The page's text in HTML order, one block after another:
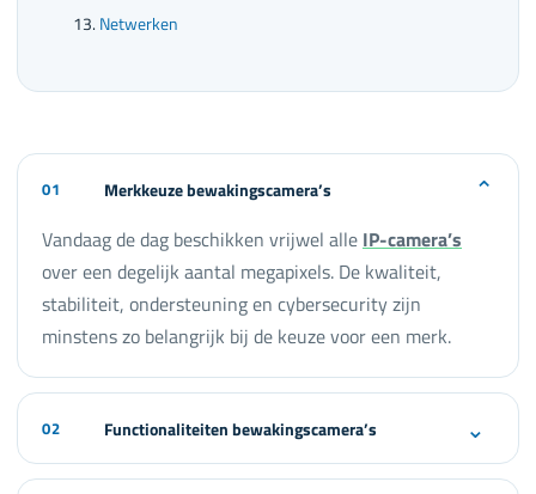
Netwerken
01 Merkkeuze bewakingscamera’s ⌄
Vandaag de dag beschikken vrijwel alle IP-camera’s
over een degelijk aantal megapixels. De kwaliteit,
stabiliteit, ondersteuning en cybersecurity zijn
minstens zo belangrijk bij de keuze voor een merk.
02 Functionaliteiten bewakingscamera’s ⌄